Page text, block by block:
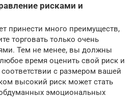
рисками и
принести много преимуществ,
торговать только очень
Тем не менее, вы должны
время оценить свой риск и
соответствии с размером вашей
высокий риск может стать
эмоциональных